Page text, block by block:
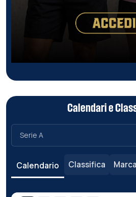
Calendari e
Calendario Classifica